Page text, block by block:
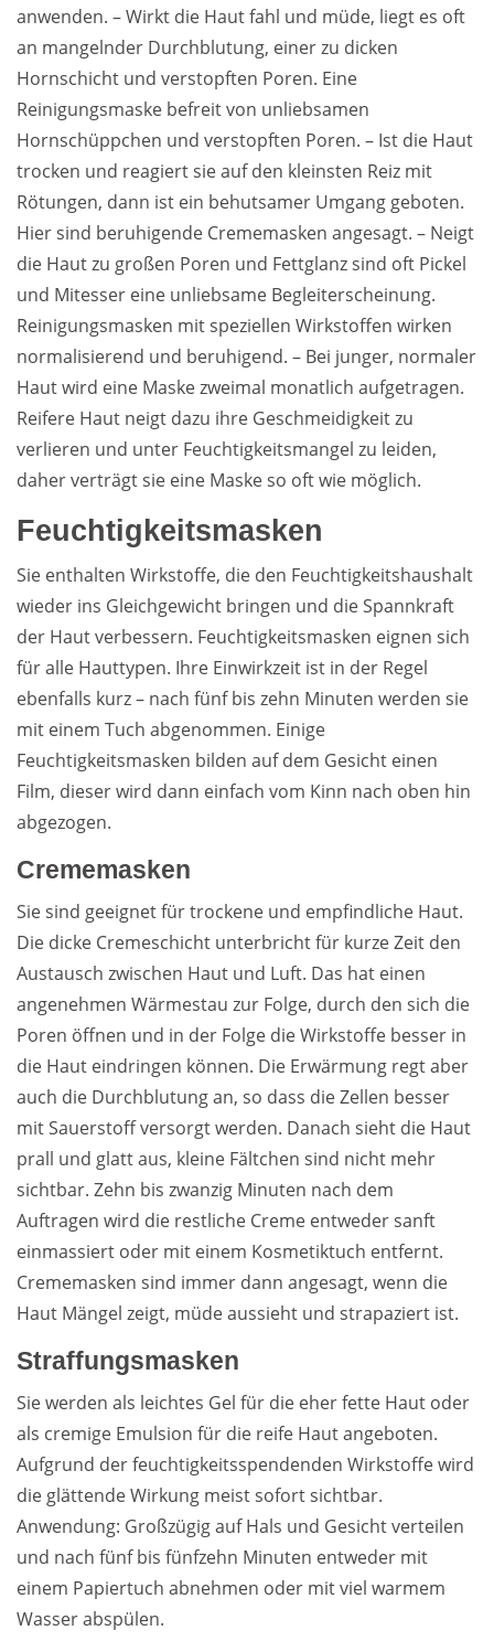
anwenden. – Wirkt die Haut fahl und müde, liegt es oft
an mangelnder Durchblutung, einer zu dicken
Hornschicht und verstopften Poren. Eine
Reinigungsmaske befreit von unliebsamen
Hornschüppchen und verstopften Poren. – Ist die Haut
trocken und reagiert sie auf den kleinsten Reiz mit
Rötungen, dann ist ein behutsamer Umgang geboten.
Hier sind beruhigende Crememasken angesagt. – Neigt
die Haut zu großen Poren und Fettglanz sind oft Pickel
und Mitesser eine unliebsame Begleiterscheinung.
Reinigungsmasken mit speziellen Wirkstoffen wirken
normalisierend und beruhigend. – Bei junger, normaler
Haut wird eine Maske zweimal monatlich aufgetragen.
Reifere Haut neigt dazu ihre Geschmeidigkeit zu
verlieren und unter Feuchtigkeitsmangel zu leiden,
daher verträgt sie eine Maske so oft wie möglich.
Feuchtigkeitsmasken
Sie enthalten Wirkstoffe, die den Feuchtigkeitshaushalt
wieder ins Gleichgewicht bringen und die Spannkraft
der Haut verbessern. Feuchtigkeitsmasken eignen sich
für alle Hauttypen. Ihre Einwirkzeit ist in der Regel
ebenfalls kurz – nach fünf bis zehn Minuten werden sie
mit einem Tuch abgenommen. Einige
Feuchtigkeitsmasken bilden auf dem Gesicht einen
Film, dieser wird dann einfach vom Kinn nach oben hin
abgezogen.
Crememasken
Sie sind geeignet für trockene und empfindliche Haut.
Die dicke Cremeschicht unterbricht für kurze Zeit den
Austausch zwischen Haut und Luft. Das hat einen
angenehmen Wärmestau zur Folge, durch den sich die
Poren öffnen und in der Folge die Wirkstoffe besser in
die Haut eindringen können. Die Erwärmung regt aber
auch die Durchblutung an, so dass die Zellen besser
mit Sauerstoff versorgt werden. Danach sieht die Haut
prall und glatt aus, kleine Fältchen sind nicht mehr
sichtbar. Zehn bis zwanzig Minuten nach dem
Auftragen wird die restliche Creme entweder sanft
einmassiert oder mit einem Kosmetiktuch entfernt.
Crememasken sind immer dann angesagt, wenn die
Haut Mängel zeigt, müde aussieht und strapaziert ist.
Straffungsmasken
Sie werden als leichtes Gel für die eher fette Haut oder
als cremige Emulsion für die reife Haut angeboten.
Aufgrund der feuchtigkeitsspendenden Wirkstoffe wird
die glättende Wirkung meist sofort sichtbar.
Anwendung: Großzügig auf Hals und Gesicht verteilen
und nach fünf bis fünfzehn Minuten entweder mit
einem Papiertuch abnehmen oder mit viel warmem
Wasser abspülen.